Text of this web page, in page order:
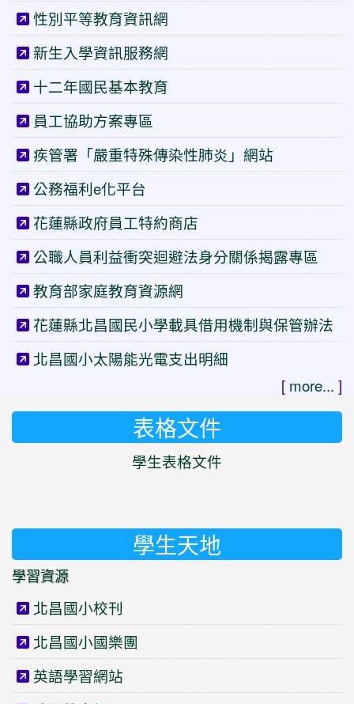
性別平等教育資訊網
新生入學資訊服務網
十二年國民基本教育
員工協助方案專區
疾管署「嚴重特殊傳染性肺炎」網站
公務福利e化平台
花蓮縣政府員工特約商店
公職人員利益衝突迴避法身分關係揭露專區
教育部家庭教育資源網
花蓮縣北昌國民小學載具借用機制與保管辦法
北昌國小太陽能光電支出明細
[ more... ]
表格文件
學生表格文件
學生天地
學習資源
北昌國小校刊
北昌國小國樂團
英語學習網站